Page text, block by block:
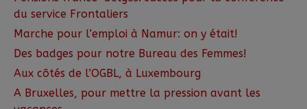
du service Frontaliers
Marche pour l’emploi à Namur: on y était!
Des badges pour notre Bureau des Femmes!
Aux côtés de l’OGBL, à Luxembourg
A Bruxelles, pour mettre la pression avant les